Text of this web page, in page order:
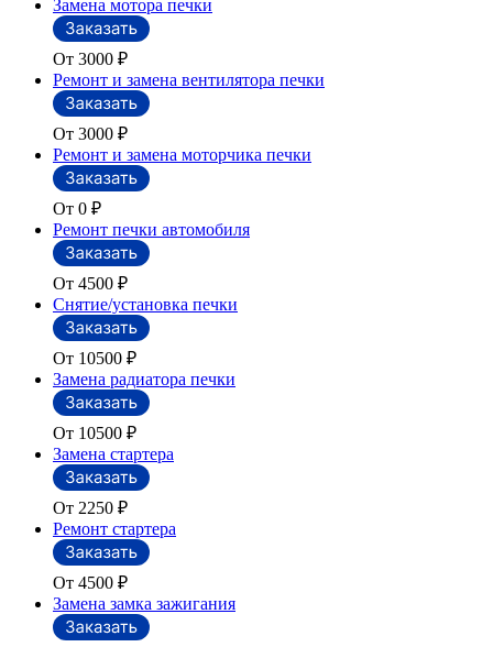
Замена мотора печки
От 3000 ₽
Ремонт и замена вентилятора печки
От 3000 ₽
Ремонт и замена моторчика печки
От 0 ₽
Ремонт печки автомобиля
От 4500 ₽
Снятие/установка печки
От 10500 ₽
Замена радиатора печки
От 10500 ₽
Замена стартера
От 2250 ₽
Ремонт стартера
От 4500 ₽
Замена замка зажигания